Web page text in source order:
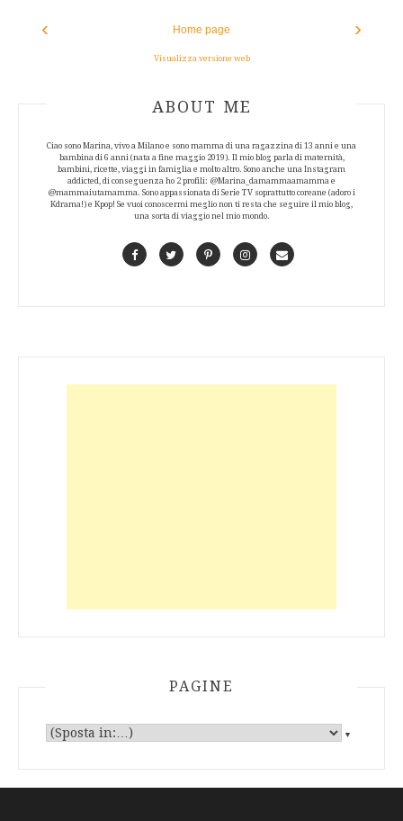
‹ ›
Home page
Visualizza versione web
ABOUT AUTHOR
ABOUT ME
Ciao sono Marina, vivo a Milano e sono mamma di una ragazzina di 13 anni e una
bambina di 6 anni (nata a fine maggio 2019). Il mio blog parla di maternità,
bambini, ricette, viaggi in famiglia e molto altro. Sono anche una Instagram
addicted, di conseguenza ho 2 profili: @Marina_damammaamamma e
@mammaiutamamma. Sono appassionata di Serie TV soprattutto coreane (adoro i
Kdrama!) e Kpop! Se vuoi conoscermi meglio non ti resta che seguire il mio blog,
una sorta di viaggio nel mio mondo.
FacebookTwitterPinterestInstagramContact
PAGINE
▼